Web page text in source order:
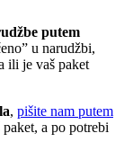
putem
u narudžbi,
ili je vaš paket
, pišite nam putem
a po potrebi